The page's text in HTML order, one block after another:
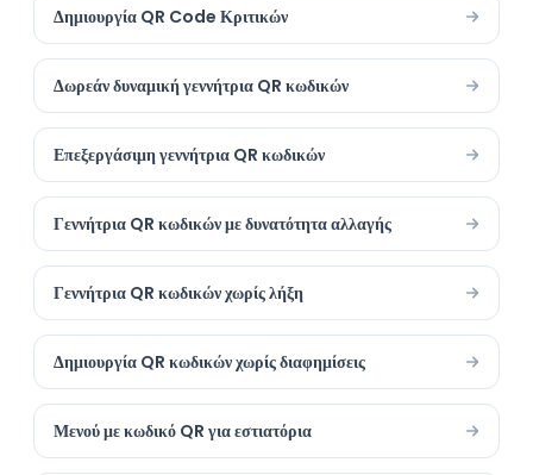
Δημιουργία QR Code Κριτικών
Δωρεάν δυναμική γεννήτρια QR κωδικών
Επεξεργάσιμη γεννήτρια QR κωδικών
Γεννήτρια QR κωδικών με δυνατότητα αλλαγής
Γεννήτρια QR κωδικών χωρίς λήξη
Δημιουργία QR κωδικών χωρίς διαφημίσεις
Μενού με κωδικό QR για εστιατόρια